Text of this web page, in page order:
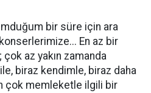
bir süre için ara
En az bir
az yakın zamanda
biraz kendimle, biraz daha
çok memleketle ilgili bir